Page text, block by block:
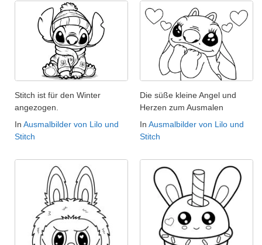
Stitch ist für den Winter
angezogen.
In Ausmalbilder von Lilo und
Stitch
Die süße kleine Angel und
Herzen zum Ausmalen
In Ausmalbilder von Lilo und
Stitch